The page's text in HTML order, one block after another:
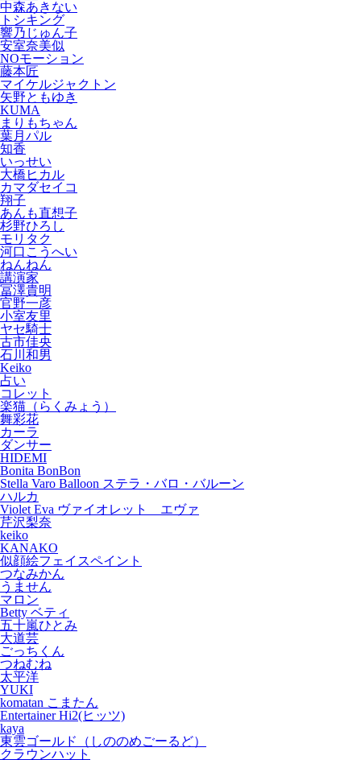
中森あきない
トシキング
響乃じゅん子
安室奈美似
NOモーション
藤本匠
マイケルジャクトン
矢野ともゆき
KUMA
まりもちゃん
葉月パル
知香
いっせい
大橋ヒカル
カマダセイコ
翔子
あんも直想子
杉野ひろし
モリタク
河口こうへい
ねんねん
講演家
冨澤貴明
官野一彦
小室友里
ヤセ騎士
古市佳央
石川和男
Keiko
占い
コレット
楽猫（らくみょう）
舞彩花
カーラ
ダンサー
HIDEMI
Bonita BonBon
Stella Varo Balloon ステラ・バロ・バルーン
ハルカ
Violet Eva ヴァイオレット エヴァ
芹沢梨奈
keiko
KANAKO
似顔絵フェイスペイント
つなみかん
うません
マロン
Betty ベティ
五十嵐ひとみ
大道芸
ごっちくん
つねむね
太平洋
YUKI
komatan こまたん
Entertainer Hi2(ヒッツ)
kaya
東雲ゴールド（しののめごーるど）
クラウンハット